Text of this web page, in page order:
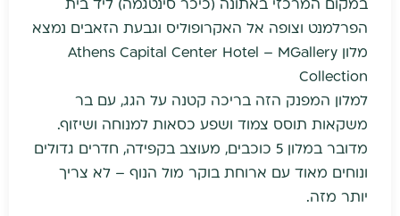
במקום המרכזי באתונה (כיכר סינטגמה) ליד בית
הפרלמנט וצופה אל האקרופוליס וגבעת הזאבים נמצא
מלון Athens Capital Center Hotel – MGallery
Collection
למלון המפנק הזה בריכה קטנה על הגג, עם בר
משקאות תוסס צמוד ושפע כסאות למנוחה ושיזוף.
מדובר במלון 5 כוכבים, מעוצב בקפידה, חדרים גדולים
ונוחים מאוד עם ארוחת בוקר מול הנוף – לא צריך
יותר מזה.